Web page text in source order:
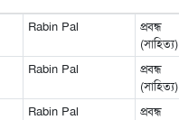
Rabin Pal
প্রবন্ধ
(সাহিত্য)
Rabin Pal
প্রবন্ধ
(সাহিত্য)
Rabin Pal
প্রবন্ধ